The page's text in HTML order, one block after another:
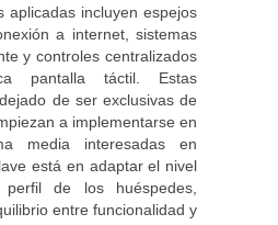
aplicadas incluyen espejos
a internet, sistemas
y controles centralizados
pantalla táctil. Estas
de ser exclusivas de
a implementarse en
media interesadas en
está en adaptar el nivel
de los huéspedes,
entre funcionalidad y